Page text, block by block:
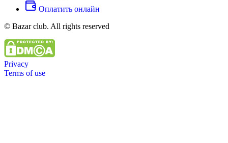
Оплатить онлайн
© Bazar club. All rights reserved
Privacy
Terms of use